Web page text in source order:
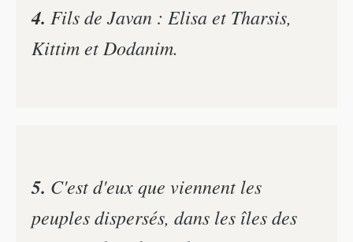
4. Fils de Javan : Elisa et Tharsis,
Kittim et Dodanim.
5. C'est d'eux que viennent les
peuples dispersés, dans les îles des